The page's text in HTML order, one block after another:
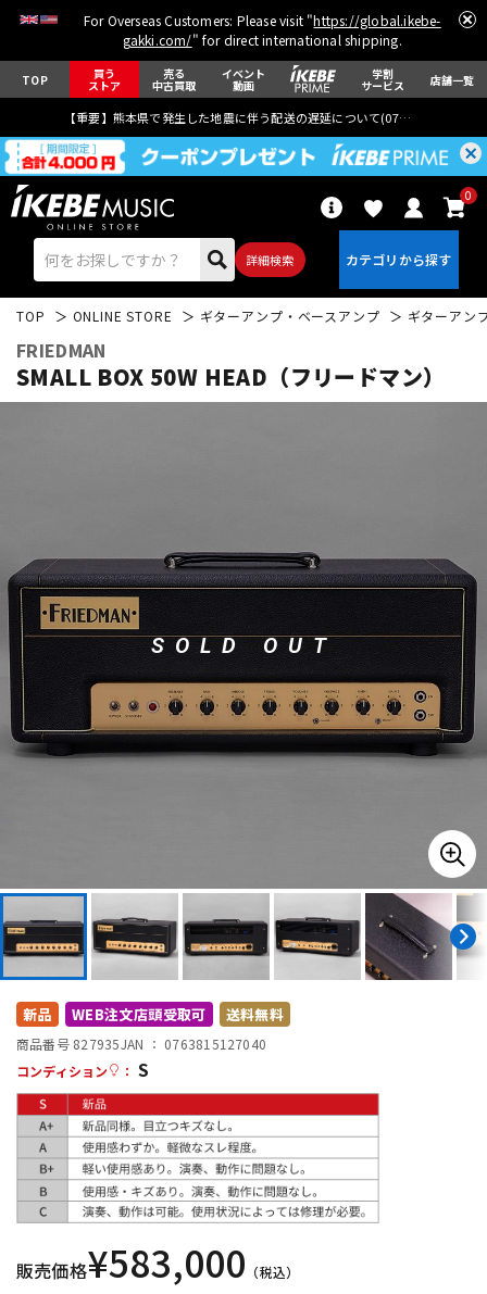
For Overseas Customers: Please visit "https://global.ikebe-
gakki.com/" for direct international shipping.
TOP 買う
ストア
売る
中古買取
イベント
動画
学割
サービス 店舗一覧
【重要】熊本県で発生した地震に伴う配送の遅延について(07月29日
詳細検索
0
ドラム パーカッション
キーボード 電子ピアノ
管楽器 その他楽器
配信/ライブ機器
中古
TOP ONLINE STORE ギターアンプ・ベースアンプ ギターアン
FRIEDMAN
SMALL BOX 50W HEAD（フリードマン）
SOLD OUT
新品 WEB注文店頭受取可 送料無料
商品番号 827935JAN ： 0763815127040
コンディション
： S
販売価格¥583,000 （税込）